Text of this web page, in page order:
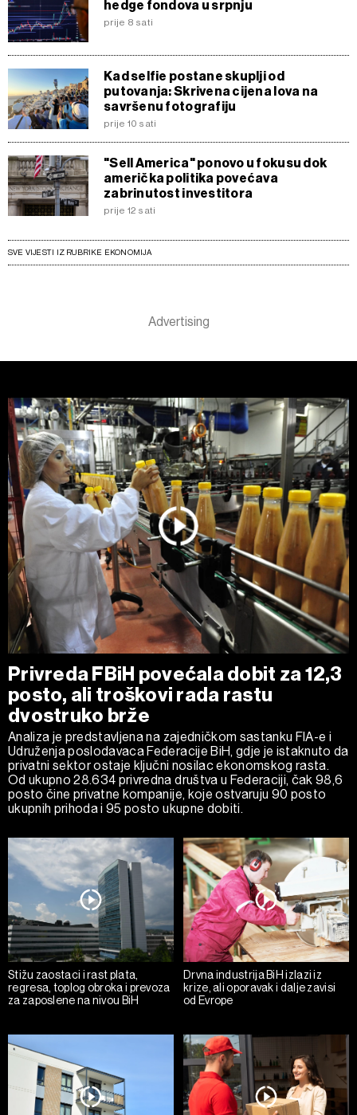
hedge fondova u srpnju
prije 8 sati
Kad selfie postane skuplji od
putovanja: Skrivena cijena lova na
savršenu fotografiju
prije 10 sati
"Sell America" ponovo u fokusu dok
američka politika povećava
zabrinutost investitora
prije 12 sati
SVE VIJESTI IZ RUBRIKE EKONOMIJA
Privreda FBiH povećala dobit za 12,3
posto, ali troškovi rada rastu
dvostruko brže
Analiza je predstavljena na zajedničkom sastanku FIA-e i
Udruženja poslodavaca Federacije BiH, gdje je istaknuto da
privatni sektor ostaje ključni nosilac ekonomskog rasta.
Od ukupno 28.634 privredna društva u Federaciji, čak 98,6
posto čine privatne kompanije, koje ostvaruju 90 posto
ukupnih prihoda i 95 posto ukupne dobiti.
Stižu zaostaci i rast plata,
regresa, toplog obroka i prevoza
za zaposlene na nivou BiH
Drvna industrija BiH izlazi iz
krize, ali oporavak i dalje zavisi
od Evrope